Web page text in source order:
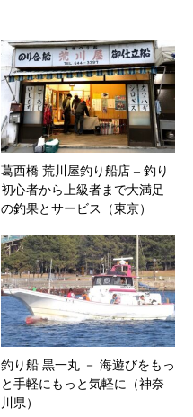
葛西橋 荒川屋釣り船店 – 釣り
初心者から上級者まで大満足
の釣果とサービス（東京）
釣り船 黒一丸 － 海遊びをもっ
と手軽にもっと気軽に（神奈
川県）